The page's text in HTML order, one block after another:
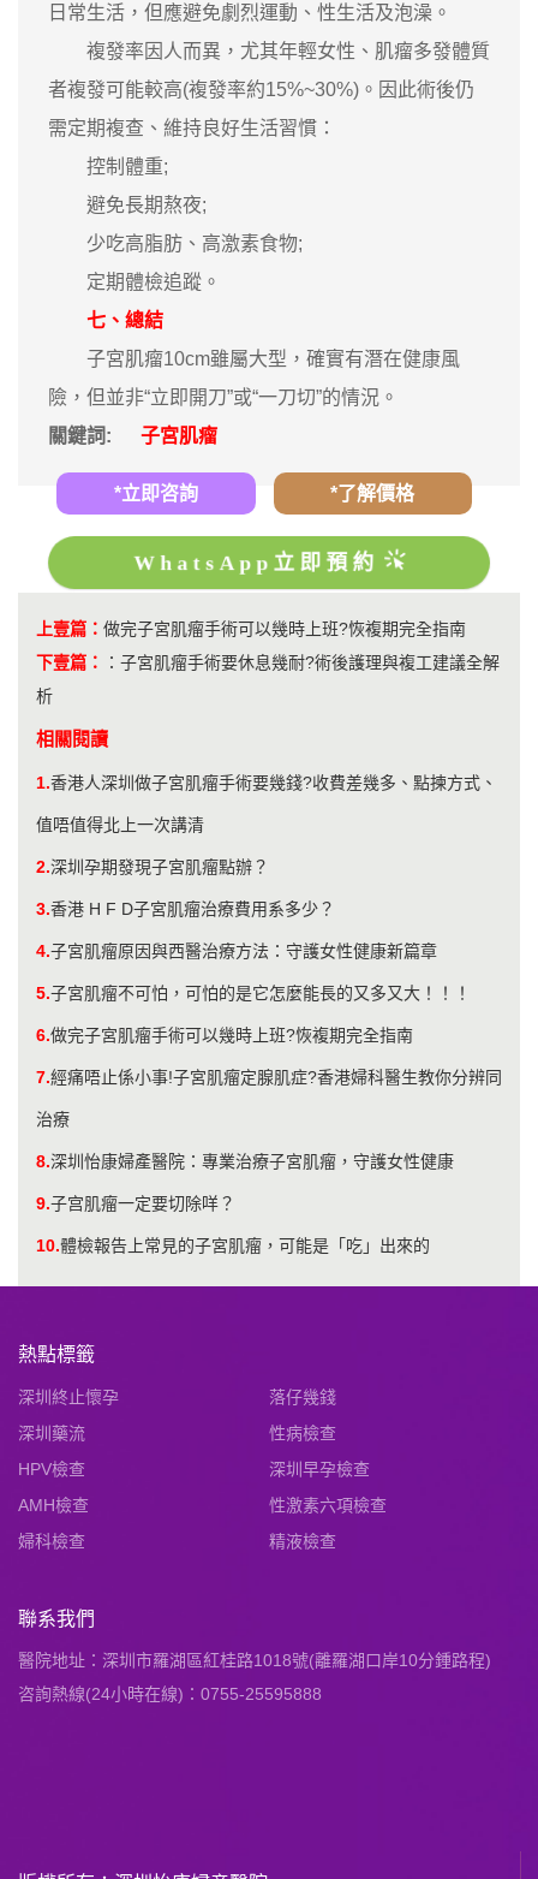
日常生活，但應避免劇烈運動、性生活及泡澡。
複發率因人而異，尤其年輕女性、肌瘤多發體質
者複發可能較高(複發率約15%~30%)。因此術後仍
需定期複查、維持良好生活習慣：
控制體重;
避免長期熬夜;
少吃高脂肪、高激素食物;
定期體檢追蹤。
七、總結
子宮肌瘤10cm雖屬大型，確實有潛在健康風
險，但並非“立即開刀”或“一刀切”的情況。
關鍵詞:
子宮肌瘤
*立即咨詢 *了解價格
WhatsApp立即預約
上壹篇： 做完子宮肌瘤手術可以幾時上班?恢複期完全指南
下壹篇：
： 子宮肌瘤手術要休息幾耐?術後護理與複工建議全解
析
相關閱讀
1.香港人深圳做子宮肌瘤手術要幾錢?收費差幾多、點揀方式、
值唔值得北上一次講清
2.深圳孕期發現子宮肌瘤點辦？
3.香港 H F D子宮肌瘤治療費用系多少？
4.子宮肌瘤原因與西醫治療方法：守護女性健康新篇章
5.子宮肌瘤不可怕，可怕的是它怎麼能長的又多又大！！！
6.做完子宮肌瘤手術可以幾時上班?恢複期完全指南
7.經痛唔止係小事!子宮肌瘤定腺肌症?香港婦科醫生教你分辨同
治療
8.深圳怡康婦產醫院：專業治療子宮肌瘤，守護女性健康
9.子宫肌瘤一定要切除咩？
10.​體檢報告上常見的子宮肌瘤，可能是「吃」出來的
熱點標籤
深圳終止懷孕
落仔幾錢
深圳藥流
性病檢查
HPV檢查
深圳早孕檢查
AMH檢查
性激素六項檢查
婦科檢查
精液檢查
聯系我們
醫院地址：深圳市羅湖區紅桂路1018號(離羅湖口岸10分鍾路程)
咨詢熱線(24小時在線)：0755-25595888